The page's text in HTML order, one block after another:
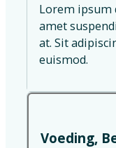
Lorem ipsum
amet
at. Sit
euismod.
Voeding,